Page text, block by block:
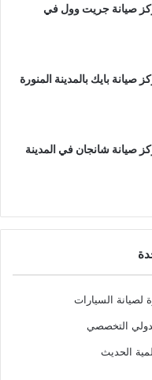
صيانة جريت وول في
بايك بالمدينة المنورة
صيانة شانجان في المدينة
لصيانة السيارات
التخصصي
الحديث